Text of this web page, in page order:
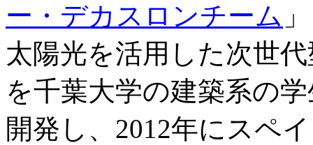
ー・デカスロンチーム 」
太陽光を活用した次世
を千葉大学の建築系の
開発し、2012年にスペ